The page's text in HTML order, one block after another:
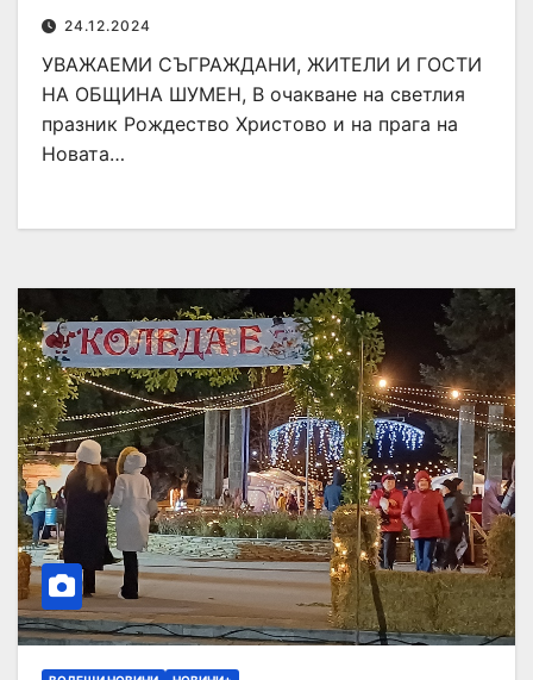
24.12.2024
УВАЖАЕМИ СЪГРАЖДАНИ, ЖИТЕЛИ И ГОСТИ
НА ОБЩИНА ШУМЕН, В очакване на светлия
празник Рождество Христово и на прага на
Новата…